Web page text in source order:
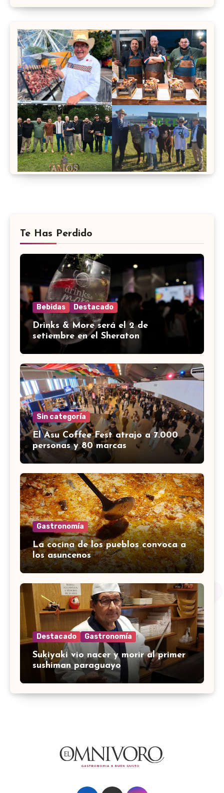
Te Has Perdido
Bebidas Destacado
Drinks & More será el 2 de
setiembre en el Sheraton
Sin categoría
El Asu Coffee Fest atrajo a 7.000
personas y 80 marcas
Gastronomía
La cocina de los pueblos convoca a
los asuncenos
Destacado Gastronomía
Sukiyaki vio nacer y morir al primer
sushiman paraguayo